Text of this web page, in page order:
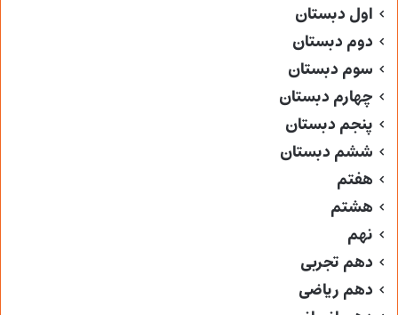
اول دبستان
دوم دبستان
سوم دبستان
چهارم دبستان
پنجم دبستان
ششم دبستان
هفتم
هشتم
نهم
دهم تجربی
دهم ریاضی